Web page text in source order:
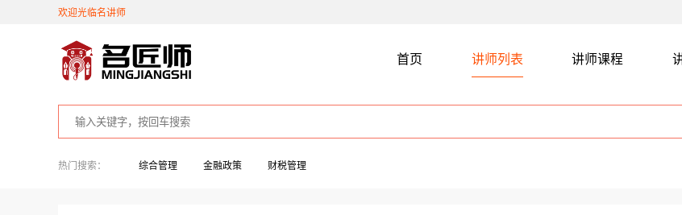
欢迎光临名讲师
首页 讲师列表 讲师课程
热门搜索： 综合管理 金融政策 财税管理